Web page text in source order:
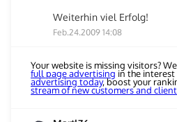
Weiterhin viel Erfolg!
Feb.24.2009 14:08
Your website is missing visitors?
full page advertising in the interest
advertising today, boost your
stream of new customers and